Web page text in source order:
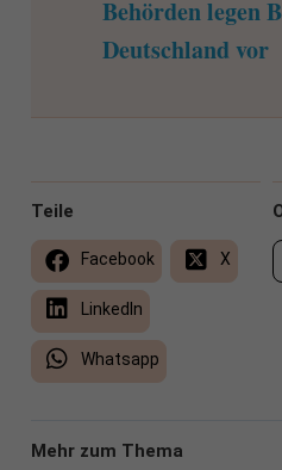
Behörden legen
Deutschland vor
Teile
Facebook X
LinkedIn
Whatsapp
Mehr zum Thema